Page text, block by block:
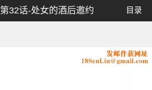
第32话-处女的酒后邀约 目录